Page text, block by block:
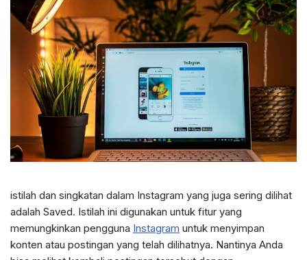
istilah dan singkatan dalam Instagram yang juga sering dilihat
adalah Saved. Istilah ini digunakan untuk fitur yang
memungkinkan pengguna Instagram untuk menyimpan
konten atau postingan yang telah dilihatnya. Nantinya Anda